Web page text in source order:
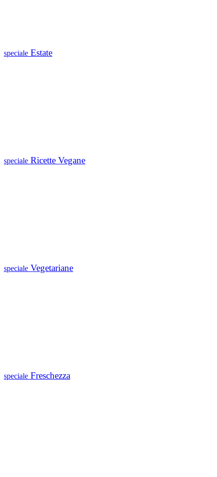
speciale Estate
speciale Ricette Vegane
speciale Vegetariane
speciale Freschezza